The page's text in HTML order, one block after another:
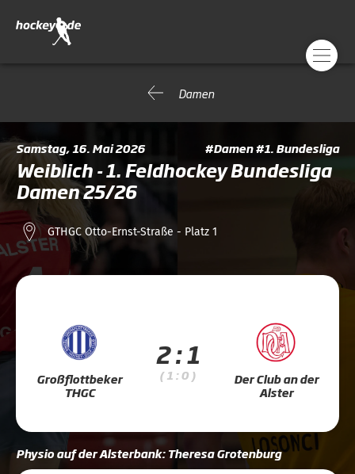
Damen
Samstag, 16. Mai 2026 #Damen #1. Bundesliga
Weiblich - 1. Feldhockey Bundesliga
Damen 25/26
GTHGC Otto-Ernst-Straße - Platz 1
Großflottbeker
THGC
2 : 1
( 1 : 0 )
Der Club an der
Alster
Physio auf der Alsterbank: Theresa Grotenburg